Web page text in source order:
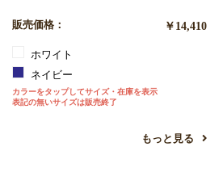
販売価格： ￥14,410
ホワイト
ネイビー
カラーをタップしてサイズ・在庫を表示
表記の無いサイズは販売終了
もっと見る